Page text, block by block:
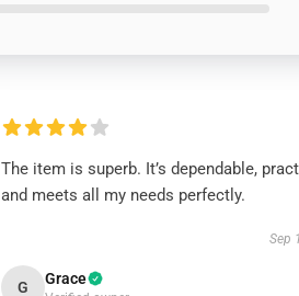
The item is superb. It’s dependable,
and meets all my needs perfectly.
Sep
G Grace